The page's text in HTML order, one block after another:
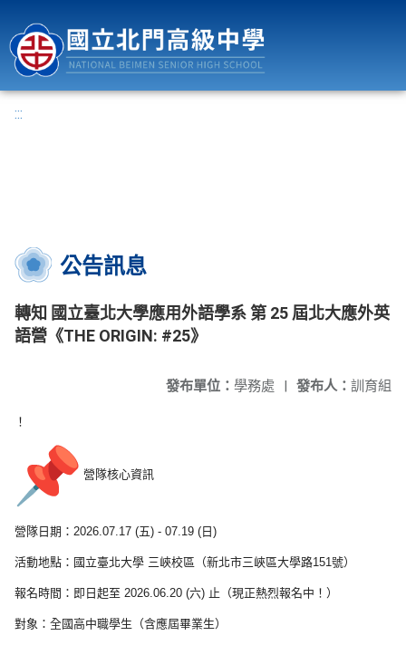
:::
公告訊息
轉知 國立臺北大學應用外語學系 第 25 屆北大應外英
語營《THE ORIGIN: #25》
發布人： 訓育組
發布單位： 學務處 |
！
營隊核心資訊
營隊日期：2026.07.17 (五) - 07.19 (日)
活動地點：國立臺北大學 三峽校區（新北市三峽區大學路151號）
報名時間：即日起至 2026.06.20 (六) 止（現正熱烈報名中！）
對象：全國高中職學生（含應屆畢業生）